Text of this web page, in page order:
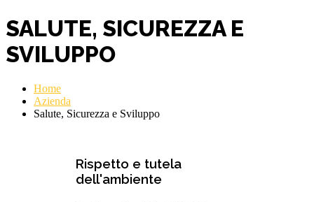
SALUTE, SICUREZZA E
SVILUPPO
Home
Azienda
Salute, Sicurezza e Sviluppo
Rispetto e tutela
dell'ambiente